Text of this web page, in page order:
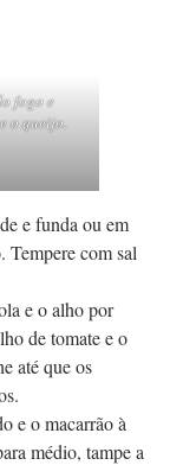
fogo e
o queijo.
e funda ou em
Tempere com sal
e o alho por
de tomate e o
até que os
e o macarrão à
médio, tampe a